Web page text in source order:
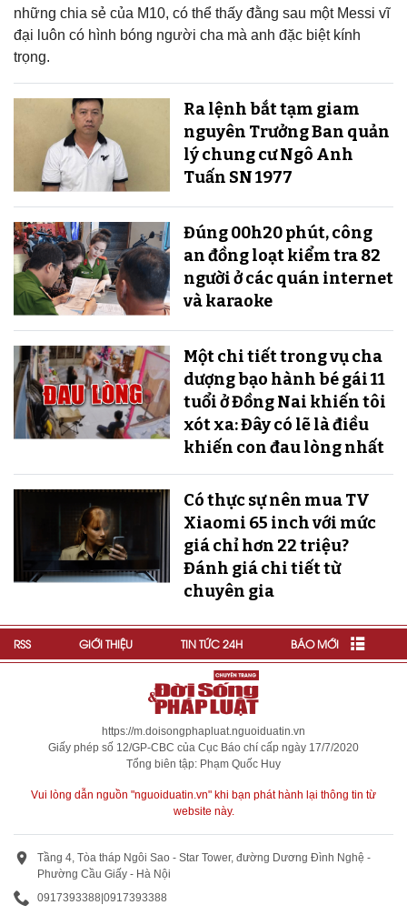
những chia sẻ của M10, có thể thấy đằng sau một Messi vĩ
đại luôn có hình bóng người cha mà anh đặc biệt kính
trọng.
Ra lệnh bắt tạm giam
nguyên Trưởng Ban quản
lý chung cư Ngô Anh
Tuấn SN 1977
Đúng 00h20 phút, công
an đồng loạt kiểm tra 82
người ở các quán internet
và karaoke
Một chi tiết trong vụ cha
dượng bạo hành bé gái 11
tuổi ở Đồng Nai khiến tôi
xót xa: Đây có lẽ là điều
khiến con đau lòng nhất
Có thực sự nên mua TV
Xiaomi 65 inch với mức
giá chỉ hơn 22 triệu?
Đánh giá chi tiết từ
chuyên gia
RSS GIỚI THIỆU TIN TỨC 24H BÁO MỚI
https://m.doisongphapluat.nguoiduatin.vn
Giấy phép số 12/GP-CBC của Cục Báo chí cấp ngày 17/7/2020
Tổng biên tập: Phạm Quốc Huy
Vui lòng dẫn nguồn "nguoiduatin.vn" khi bạn phát hành lại thông tin từ
website này.
Tầng 4, Tòa tháp Ngôi Sao - Star Tower, đường Dương Đình Nghệ -
Phường Cầu Giấy - Hà Nội
0917393388|0917393388